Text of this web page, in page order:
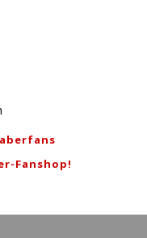
Fanshop!